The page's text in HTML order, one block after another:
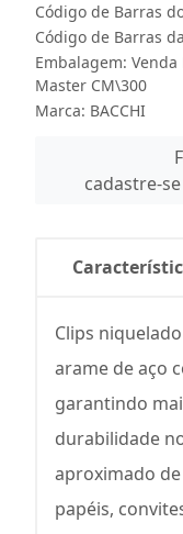
Código de Barras
Código de Barras
Embalagem: Venda
Master CM\300
Marca: BACCHI
cadastre-
Clips
arame de aço
garantindo
durabilidade
aproximado
papéis,